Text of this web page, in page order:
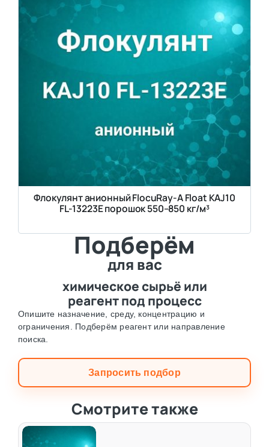
Флокулянт анионный FlocuRay-A Float KAJ10
FL-13223E порошок 550–850 кг/м³
Подберём
для вас
химическое сырьё или
реагент под процесс
Опишите назначение, среду, концентрацию и
ограничения. Подберём реагент или направление
поиска.
Запросить подбор
Смотрите также